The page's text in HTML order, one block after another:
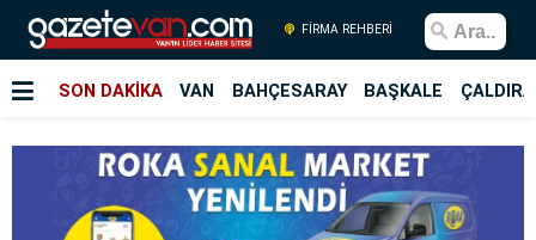
FİRMA REHBERİ
SON DAKİKA VAN BAHÇESARAY BAŞKALE